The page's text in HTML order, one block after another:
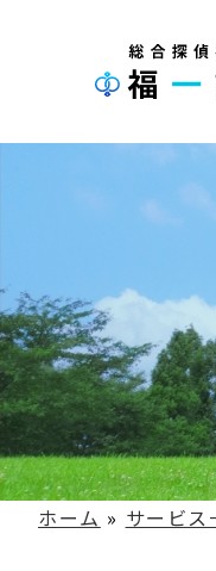
ホーム » サービス